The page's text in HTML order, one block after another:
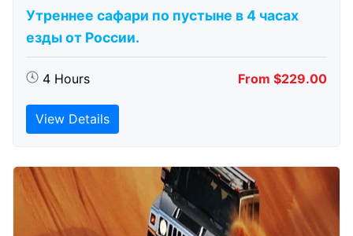
Утреннее сафари по пустыне в 4 часах
езды от России.
4 Hours From $229.00
View Details